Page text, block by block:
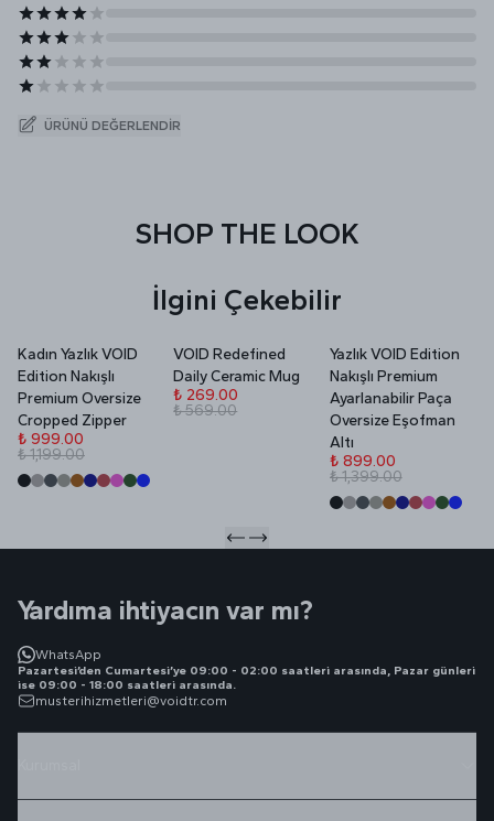
ÜRÜNÜ DEĞERLENDIR
SHOP THE LOOK
İlgini Çekebilir
Kadın Yazlık VOID
Edition Nakışlı
Premium Oversize
Cropped Zipper
₺ 999.00
₺ 1,199.00
VOID Redefined
Daily Ceramic Mug
₺ 269.00
₺ 569.00
Yazlık VOID Edition
Nakışlı Premium
Ayarlanabilir Paça
Oversize Eşofman
Altı
₺ 899.00
₺ 1,399.00
Yardıma ihtiyacın var mı?
WhatsApp
Pazartesi’den Cumartesi’ye 09:00 - 02:00 saatleri arasında, Pazar günleri
ise 09:00 - 18:00 saatleri arasında.
musterihizmetleri@voidtr.com